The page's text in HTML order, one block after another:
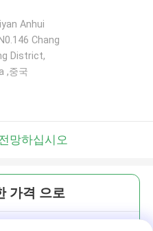
Anhui
Chang
District,
,중국
망하십시오
가격 으로